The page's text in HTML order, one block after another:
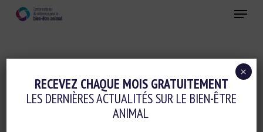
Menu
Evaluation du bien-être animal et Etiquetage
GOOD ANIMAL WELFARE AND
RECEVEZ CHAQUE MOIS GRATUITEMENT
LES DERNIÈRES ACTUALITÉS SUR LE BIEN-ÊTRE
ANIMAL
×